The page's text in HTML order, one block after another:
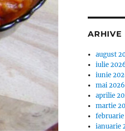
ARHIVE
august
iulie
iunie
mai 2026
aprilie
martie
ianuarie